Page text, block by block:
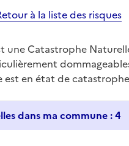
à la liste des risques
une Catastrophe
en état de
Historique des catastrophes naturelles dans ma commune : 4